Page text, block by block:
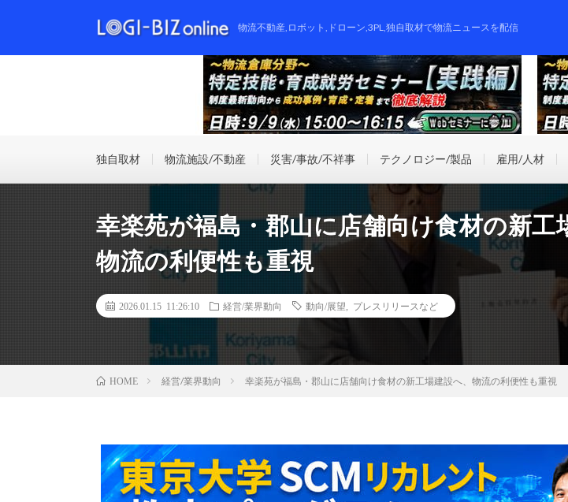
物流不動産,ロボット,ドローン,3PL,独自取材で物流ニュースを配信
独自取材 物流施設/不動産 災害/事故/不祥事 テクノロジー/製品 雇用/人材
幸楽苑が福島・郡山に店舗向け食材の新工
物流の利便性も重視
2026.01.15 11:26:10 経営/業界動向 動向/展望 プレスリリースなど
HOME 経営/業界動向 幸楽苑が福島・郡山に店舗向け食材の新工場建設へ、物流の利便性も重視